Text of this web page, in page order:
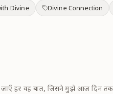
Divine Divine Connection
हर वह बात, जिसने मुझे आज दिन तक